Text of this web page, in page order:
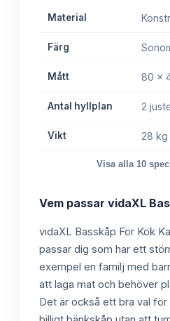
Material
Färg
Mått 80 x
Antal hyllplan 2
Vikt 28 kg
Visa alla 10
Vem passar vidaXL
vidaXL Basskåp För Kök
passar dig som har ett
exempel en familj med
att laga mat och behöver
Det är också ett bra val